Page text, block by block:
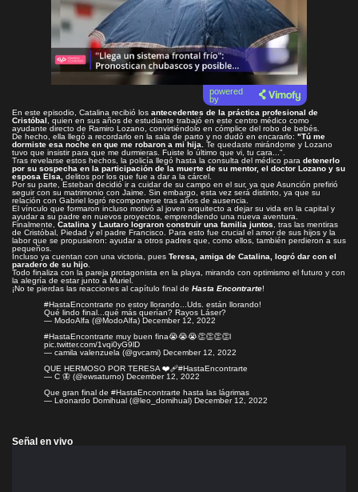
powered
by
En este episodio, Catalina recibió los antecedentes de la práctica profesional de
Cristóbal , quien en sus años de estudiante trabajó en este centro médico como
ayudante directo de Ramiro Lozano, convirtiéndolo en cómplice del robo de bebés.
De hecho, ella llegó a recordarlo en la sala de parto y no dudó en encararlo: "Tú me
dormiste esa noche en que me robaron a mi hija.
Te quedaste mirándome y Lozano
tuvo que insistir para que me durmieras. Fuiste lo último que vi, tu cara...".
Tras revelarse estos hechos, la policía llegó hasta la consulta del médico para detenerlo
por su sospecha en la participación de la muerte de su mentor, el doctor Lozano y su
esposa Elsa,
delitos por los que fue a dar a la cárcel.
Por su parte, Esteban decidió ir a cuidar de su campo en el sur, ya que Asunción prefirió
seguir con su matrimonio con Jaime. Sin embargo, esta vez será distinto, ya que su
relación con Gabriel logró recomponerse tras años de ausencia.
El vínculo que formaron incluso motivó al joven arquitecto a dejar su vida en la capital y
ayudar a su padre en nuevos proyectos, emprendiendo una nueva aventura.
Finalmente,
Catalina y Lautaro lograron construir una familia juntos , tras las mentiras
de Cristóbal, Piedad y el padre Francisco. Para esto fue crucial el amor de sus hijos y la
labor que se propusieron: ayudar a otros padres que, como ellos, también perdieron a sus
pequeños.
Incluso ya cuentan con una victoria, pues Teresa, amiga de Catalina, logró dar con el
paradero de su hijo
Todo finaliza con la pareja protagonista en la playa, mirando con optimismo el futuro y con
la alegría de estar junto a Muriel.
¡No te pierdas las reacciones al capítulo final de Hasta Encontrarte!
#HastaEncontrarte no estoy llorando...Uds. están llorando!
Qué lindo final...qué más querían? Rayos Láser?
— ModoAlfa (@ModoAlfa) December 12, 2022
#HastaEncontrarte muy buen fina😭😭😭👏👏👏👏l
pic.twitter.com/1vqi0yG9lD
— camila valenzuela (@gvcami) December 12, 2022
QUE HERMOSO POR TERESA ❤️‍🩹#HastaEncontrarte
— C 🦋 (@ewsaturno) December 12, 2022
Que gran final de #HastaEncontrarte hasta las lágrimas
— Leonardo Domihual (@leo_domihual) December 12, 2022
Señal en vivo